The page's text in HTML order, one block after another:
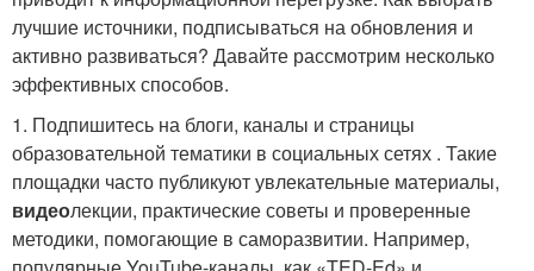
лучшие источники, подписываться на обновления и
активно развиваться? Давайте рассмотрим несколько
эффективных способов.
1. Подпишитесь на блоги, каналы и страницы
образовательной тематики в социальных сетях . Такие
площадки часто публикуют увлекательные материалы,
видеолекции, практические советы и проверенные
методики, помогающие в саморазвитии. Например,